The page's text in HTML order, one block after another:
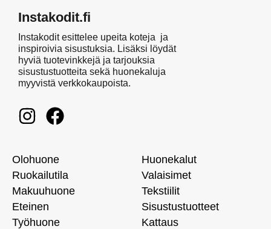
Instakodit.fi
Instakodit esittelee upeita koteja ja
inspiroivia sisustuksia. Lisäksi löydät
hyviä tuotevinkkejä ja tarjouksia
sisustustuotteita sekä huonekaluja
myyvistä verkkokaupoista.
Olohuone
Ruokailutila
Makuuhuone
Eteinen
Työhuone
Huonekalut
Valaisimet
Tekstiilit
Sisustustuotteet
Kattaus